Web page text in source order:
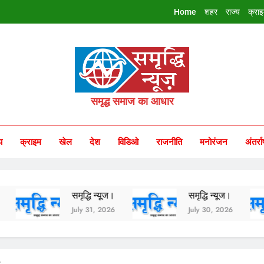
Home शहर राज्य
Samachar
समृद्ध समाज का आधार
क्राइम खेल देश विडिओ राजनीति मनोरंजन
समृद्धि न्यूज।
July 31, 2026
समृद्धि न्यूज।
July 30, 2026